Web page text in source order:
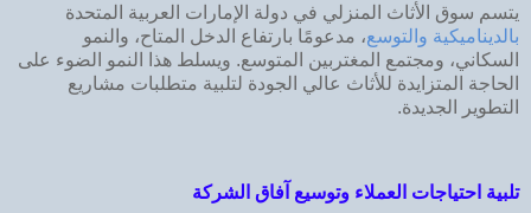
يتسم سوق الأثاث المنزلي في دولة الإمارات العربية المتحدة
بالديناميكية والتوسع، مدعومًا بارتفاع الدخل المتاح، والنمو
السكاني، ومجتمع المغتربين المتوسع. ويسلط هذا النمو الضوء على
الحاجة المتزايدة للأثاث عالي الجودة لتلبية متطلبات مشاريع
التطوير الجديدة.
تلبية احتياجات العملاء وتوسيع آفاق الشركة